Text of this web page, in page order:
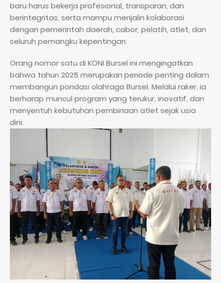
baru harus bekerja profesional, transparan, dan
berintegritas, serta mampu menjalin kolaborasi
dengan pemerintah daerah, cabor, pelatih, atlet, dan
seluruh pemangku kepentingan.
Orang nomor satu di KONI Bursel ini mengingatkan
bahwa tahun 2025 merupakan periode penting dalam
membangun pondasi olahraga Bursel. Melalui raker, ia
berharap muncul program yang terukur, inovatif, dan
menyentuh kebutuhan pembinaan atlet sejak usia
dini.